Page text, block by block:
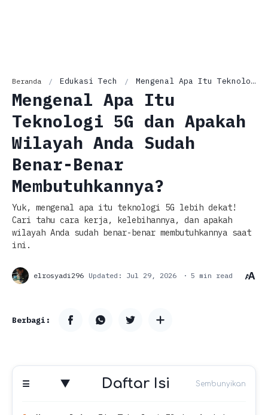
Beranda Edukasi Tech Mengenal Apa Itu Teknologi 5G dan Apakah Wilayah Anda Sudah Benar-Benar Membutuhkannya?
Mengenal Apa Itu
Teknologi 5G dan Apakah
Wilayah Anda Sudah
Benar-Benar
Membutuhkannya?
Yuk, mengenal apa itu teknologi 5G lebih dekat!
Cari tahu cara kerja, kelebihannya, dan apakah
wilayah Anda sudah benar-benar membutuhkannya saat
ini.
5 min read
Daftar Isi